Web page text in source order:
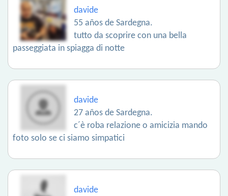
davide
55 años de Sardegna.
tutto da scoprire con una bella
passeggiata in spiagga di notte
davide
27 años de Sardegna.
c´è roba relazione o amicizia mando
foto solo se ci siamo simpatici
davide